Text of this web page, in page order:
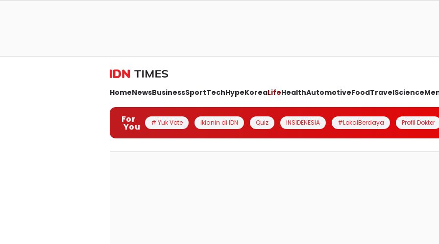
HomeNewsBusinessSportTechHypeKoreaLifeHealthAutomotiveFoodTravelScience
For
You # Yuk Vote Iklanin di IDN Quiz INSIDENESIA #LokalBerdaya Profil Dokter